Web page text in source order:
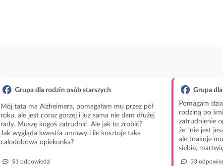
Grupa dla rodzin osób starszych
Mój tata ma Alzheimera, pomagałam mu przez pół
roku, ale jest coraz gorzej i juz sama nie dam dłużej
rady. Muszę kogoś zatrudnić. Ale jak to zrobić?
Jak wygląda kwestia umowy i ile kosztuje taka
calodobowa opiekunka?
51 odpowiedzi
Grupa
Pomagam
rodziną po
zatrudnienie
że “nie jest
ale brakuje
siebie,
33